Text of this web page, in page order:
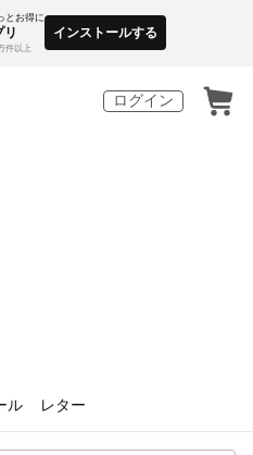
とお得に
件以上
インストールする
ログイン
ル レター